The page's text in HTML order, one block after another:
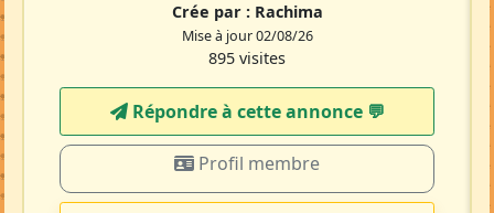
Crée par : Rachima
Mise à jour 02/08/26
895 visites
Répondre à cette annonce 💬​
Profil membre